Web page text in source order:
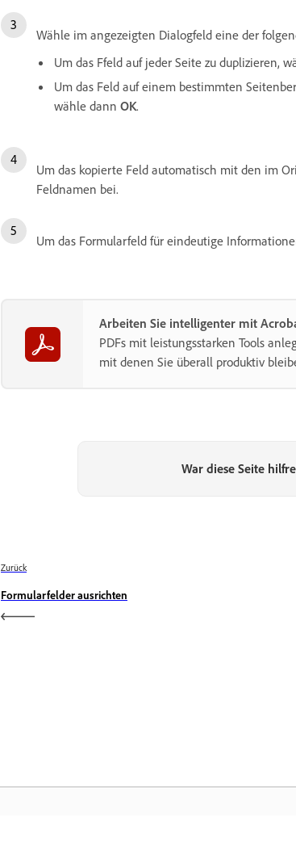
Wähle im angezeigten Dialogfeld eine der
Um das Ffeld auf jeder Seite zu duplizieren,
Um das Feld auf einem bestimmten
wähle dann OK.
Um das kopierte Feld automatisch mit den im
Feldnamen bei.
Um das Formularfeld für eindeutige
Arbeiten Sie intelligenter mit
PDFs mit leistungsstarken Tools
mit denen Sie überall produktiv
War diese Seite
Zurück
Formularfelder ausrichten